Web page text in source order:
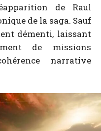
de Raul
de la saga. Sauf
démenti, laissant
de missions
narrative